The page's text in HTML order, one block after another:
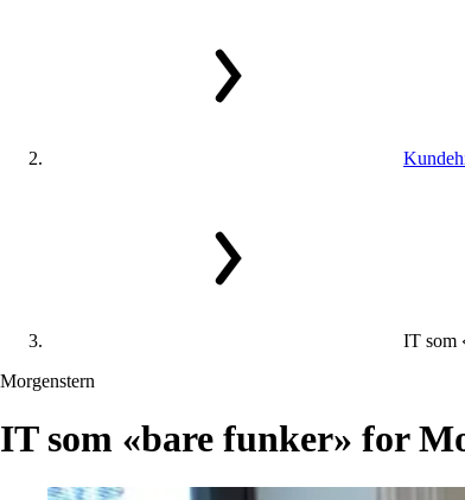
IT som
Morgenstern
IT som «bare funker» for